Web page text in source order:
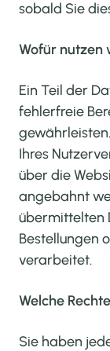
sobald Sie
Wofür nutzen
Ein Teil der
fehlerfreie
Ihres
über die
angebahnt
übermittelten
Bestellungen
verarbeitet.
Welche
Sie haben